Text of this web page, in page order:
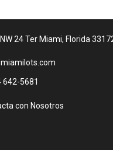
24 Ter Miami, Florida
642-5681
con Nosotros